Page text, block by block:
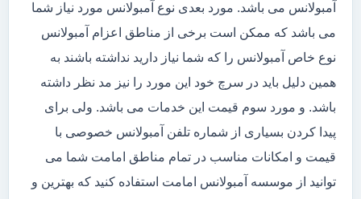
آمبولانس می باشد. مورد بعدی نوع آمبولانس مورد نیاز شما
می باشد که ممکن است برخی از مناطق اعزام آمبولانس
نوع خاص آمبولانس را که شما نیاز دارید نداشته باشند به
همین دلیل باید در سرچ خود این مورد را نیز مد نظر داشته
باشد. و مورد سوم قیمت این خدمات می باشد. ولی برای
پیدا کردن بسیاری از شماره تلفن آمبولانس خصوصی با
قیمت و امکانات مناسب در تمام مناطق امامت شما می
توانید از موسسه آمبولانس امامت استفاده کنید که بهترین و